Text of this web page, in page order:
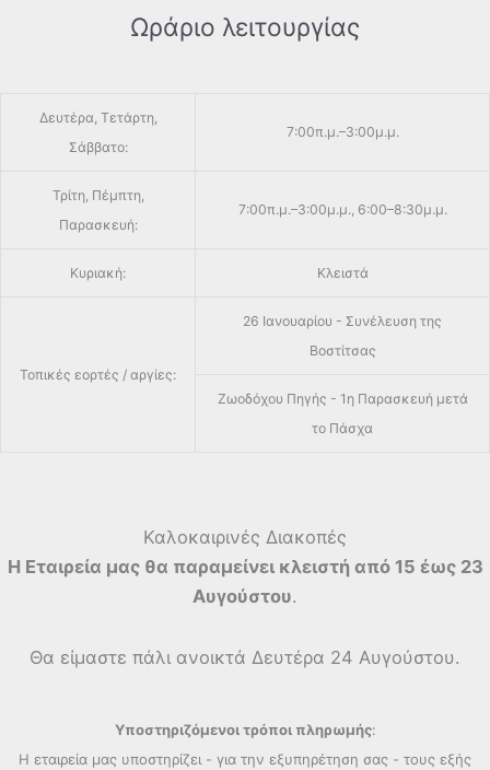
Ωράριο λειτουργίας
Δευτέρα, Τετάρτη,
Σάββατο:
7:00π.μ.–3:00μ.μ.
Τρίτη, Πέμπτη,
Παρασκευή:
7:00π.μ.–3:00μ.μ., 6:00–8:30μ.μ.
Κυριακή: Κλειστά
Τοπικές εορτές / αργίες:
26 Ιανουαρίου - Συνέλευση της
Βοστίτσας
Ζωοδόχου Πηγής - 1η Παρασκευή μετά
το Πάσχα
Καλοκαιρινές Διακοπές
Η Εταιρεία μας θα παραμείνει κλειστή από 15 έως 23
Αυγούστου.
Θα είμαστε πάλι ανοικτά Δευτέρα 24 Αυγούστου.
Υποστηριζόμενοι τρόποι πληρωμής:
Η εταιρεία μας υποστηρίζει - για την εξυπηρέτηση σας - τους εξής